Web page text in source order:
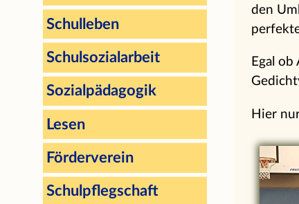
den
Egal
Hier
Schulleben
Schulsozialarbeit
Sozialpädagogik
Lesen
Förderverein
Schulpflegschaft